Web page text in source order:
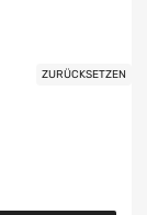
ZURÜCKSETZEN